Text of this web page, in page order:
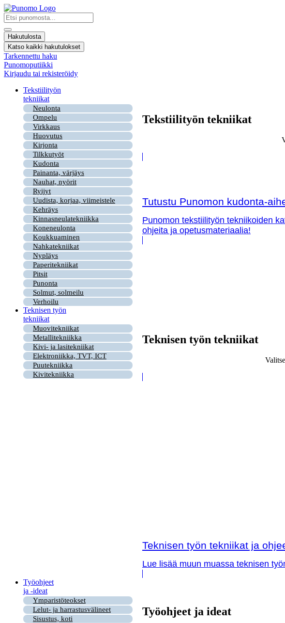
Mene
sisältöön
Search
...
Hakutulosta
Katso kaikki hakutulokset
Tarkennettu haku
Punomoputiikki
Kirjaudu tai rekisteröidy
Tekstiilityön
tekniikat
Neulonta
Ompelu
Virkkaus
Huovutus
Kirjonta
Tilkkutyöt
Kudonta
Painanta, värjäys
Nauhat, nyörit
Ryijyt
Uudista, korjaa, viimeistele
Kehräys
Kinnasneulatekniikka
Koneneulonta
Koukkuaminen
Nahkatekniikat
Nypläys
Paperitekniikat
Pitsit
Punonta
Solmut, solmeilu
Verhoilu
Tekstiilityön tekniikat
Tutustu Punomon kudonta-
Punomon tekstiilityön tekniikoiden
ohjeita ja opetusmateriaalia!
Teknisen työn
tekniikat
Muovitekniikat
Metallitekniikka
Kivi- ja lasitekniikat
Elektroniikka, TVT, ICT
Puutekniikka
Kivitekniikka
Teknisen työn tekniikat
Teknisen työn tekniikat ja
Lue lisää muun muassa teknisen
Työohjeet
ja -ideat
Ymparistöteokset
Lelut- ja harrastusvälineet
Sisustus, koti
Työohjeet ja ideat